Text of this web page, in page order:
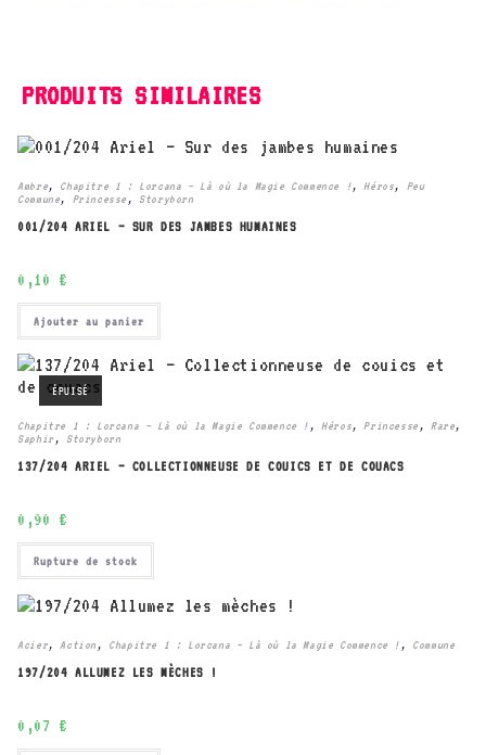
PRODUITS SIMILAIRES
Ambre, Chapitre 1 : Lorcana – Là où la Magie Commence !, Héros,
Peu
Commune, Princesse , Storyborn
001/204 ARIEL – SUR DES JAMBES HUMAINES
0,10 €
Ajouter au panier
ÉPUISÉ
Chapitre 1 : Lorcana – Là où la Magie Commence ! , Héros, Princesse , Rare,
Saphir , Storyborn
137/204 ARIEL – COLLECTIONNEUSE DE COUICS ET DE COUACS
0,90 €
Rupture de stock
Acier, Action , Chapitre 1 : Lorcana – Là où la Magie Commence ! , Commune
197/204 ALLUMEZ LES MÈCHES !
0,07 €